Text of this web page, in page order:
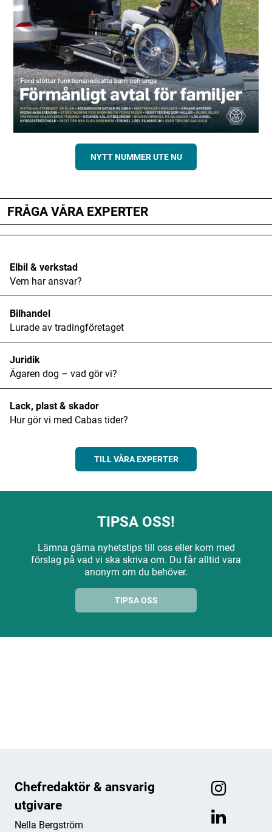
NYTT NUMMER UTE NU
FRÅGA VÅRA EXPERTER
Elbil & verkstad
Vem har ansvar?
Bilhandel
Lurade av tradingföretaget
Juridik
Ägaren dog – vad gör vi?
Lack, plast & skador
Hur gör vi med Cabas tider?
TILL VÅRA EXPERTER
TIPSA OSS!
Lämna gärna nyhetstips till oss eller kom med
förslag på vad vi ska skriva om. Du får alltid vara
anonym om du behöver.
TIPSA OSS
Chefredaktör & ansvarig
utgivare
Nella Bergström